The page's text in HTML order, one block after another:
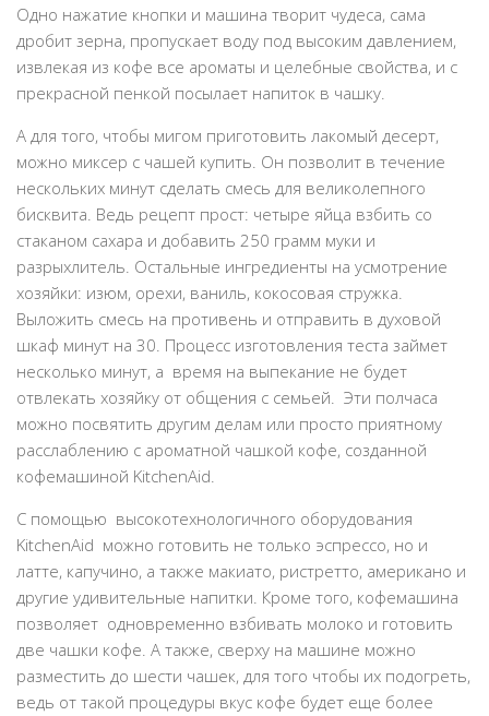
Одно нажатие кнопки и машина творит чудеса, сама
дробит зерна, пропускает воду под высоким давлением,
извлекая из кофе все ароматы и целебные свойства, и с
прекрасной пенкой посылает напиток в чашку.
А для того, чтобы мигом приготовить лакомый десерт,
можно миксер с чашей купить. Он позволит в течение
нескольких минут сделать смесь для великолепного
бисквита. Ведь рецепт прост: четыре яйца взбить со
стаканом сахара и добавить 250 грамм муки и
разрыхлитель. Остальные ингредиенты на усмотрение
хозяйки: изюм, орехи, ваниль, кокосовая стружка.
Выложить смесь на противень и отправить в духовой
шкаф минут на 30. Процесс изготовления теста займет
несколько минут, а время на выпекание не будет
отвлекать хозяйку от общения с семьей. Эти полчаса
можно посвятить другим делам или просто приятному
расслаблению с ароматной чашкой кофе, созданной
кофемашиной KitchenAid.
С помощью высокотехнологичного оборудования
KitchenAid можно готовить не только эспрессо, но и
латте, капучино, а также макиато, ристретто, американо и
другие удивительные напитки. Кроме того, кофемашина
позволяет одновременно взбивать молоко и готовить
две чашки кофе. А также, сверху на машине можно
разместить до шести чашек, для того чтобы их подогреть,
ведь от такой процедуры вкус кофе будет еще более